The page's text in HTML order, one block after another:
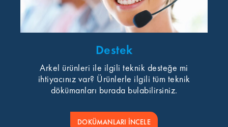
Destek
Arkel ürünleri ile ilgili teknik desteğe mi
ihtiyacınız var? Ürünlerle ilgili tüm teknik
dökümanları burada bulabilirsiniz.
DOKÜMANLARI İNCELE